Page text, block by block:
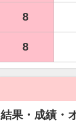
8
8
結果・成績・